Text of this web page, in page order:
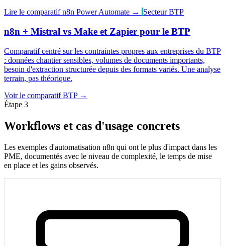
Lire le comparatif n8n Power Automate →
Secteur BTP
n8n + Mistral vs Make et Zapier pour le BTP
Comparatif centré sur les contraintes propres aux entreprises du BTP
: données chantier sensibles, volumes de documents importants,
besoin d'extraction structurée depuis des formats variés. Une analyse
terrain, pas théorique.
Voir le comparatif BTP →
Étape 3
Workflows et cas d'usage concrets
Les exemples d'automatisation n8n qui ont le plus d'impact dans les
PME, documentés avec le niveau de complexité, le temps de mise
en place et les gains observés.